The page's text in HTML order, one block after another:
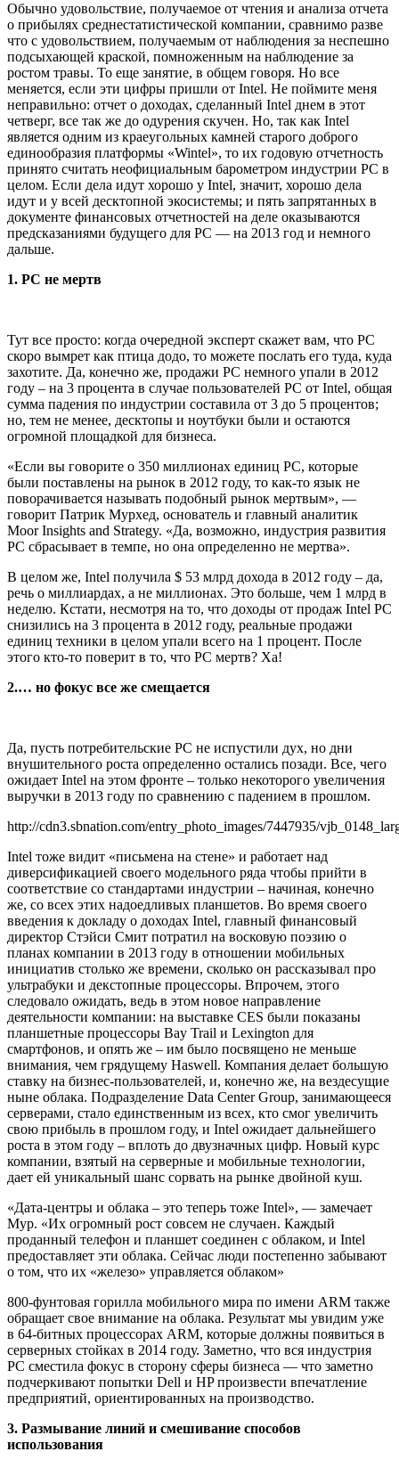
Обычно удовольствие, получаемое от чтения и анализа отчета
о прибылях среднестатистической компании, сравнимо разве
что с удовольствием, получаемым от наблюдения за неспешно
подсыхающей краской, помноженным на наблюдение за
ростом травы. То еще занятие, в общем говоря. Но все
меняется, если эти цифры пришли от Intel. Не поймите меня
неправильно: отчет о доходах, сделанный Intel днем в этот
четверг, все так же до одурения скучен. Но, так как Intel
является одним из краеугольных камней старого доброго
единообразия платформы «Wintel», то их годовую отчетность
принято считать неофициальным барометром индустрии PC в
целом. Если дела идут хорошо у Intel, значит, хорошо дела
идут и у всей десктопной экосистемы; и пять запрятанных в
документе финансовых отчетностей на деле оказываются
предсказаниями будущего для PC — на 2013 год и немного
дальше.
1. PC не мертв
Тут все просто: когда очередной эксперт скажет вам, что PC
скоро вымрет как птица додо, то можете послать его туда, куда
захотите. Да, конечно же, продажи PC немного упали в 2012
году – на 3 процента в случае пользователей PC от Intel, общая
сумма падения по индустрии составила от 3 до 5 процентов;
но, тем не менее, десктопы и ноутбуки были и остаются
огромной площадкой для бизнеса.
«Если вы говорите о 350 миллионах единиц PC, которые
были поставлены на рынок в 2012 году, то как-то язык не
поворачивается называть подобный рынок мертвым», —
говорит Патрик Мурхед, основатель и главный аналитик
Moor Insights and Strategy. «Да, возможно, индустрия развития
PC сбрасывает в темпе, но она определенно не мертва».
В целом же, Intel получила $ 53 млрд дохода в 2012 году – да,
речь о миллиардах, а не миллионах. Это больше, чем 1 млрд в
неделю. Кстати, несмотря на то, что доходы от продаж Intel PC
снизились на 3 процента в 2012 году, реальные продажи
единиц техники в целом упали всего на 1 процент. После
этого кто-то поверит в то, что PC мертв? Ха!
2.… но фокус все же смещается
Да, пусть потребительские PC не испустили дух, но дни
внушительного роста определенно остались позади. Все, чего
ожидает Intel на этом фронте – только некоторого увеличения
выручки в 2013 году по сравнению с падением в прошлом.
http://cdn3.sbnation.com/entry_photo_images/7447935/
Intel тоже видит «письмена на стене» и работает над
диверсификацией своего модельного ряда чтобы прийти в
соответствие со стандартами индустрии – начиная, конечно
же, со всех этих надоедливых планшетов. Во время своего
введения к докладу о доходах Intel, главный финансовый
директор Стэйси Смит потратил на восковую поэзию о
планах компании в 2013 году в отношении мобильных
инициатив столько же времени, сколько он рассказывал про
ультрабуки и декстопные процессоры. Впрочем, этого
следовало ожидать, ведь в этом новое направление
деятельности компании: на выставке CES были показаны
планшетные процессоры Bay Trail и Lexington для
смартфонов, и опять же – им было посвящено не меньше
внимания, чем грядущему Haswell. Компания делает большую
ставку на бизнес-пользователей, и, конечно же, на вездесущие
ныне облака. Подразделение Data Center Group, занимающееся
серверами, стало единственным из всех, кто смог увеличить
свою прибыль в прошлом году, и Intel ожидает дальнейшего
роста в этом году – вплоть до двузначных цифр. Новый курс
компании, взятый на серверные и мобильные технологии,
дает ей уникальный шанс сорвать на рынке двойной куш.
«Дата-центры и облака – это теперь тоже Intel», — замечает
Мур. «Их огромный рост совсем не случаен. Каждый
проданный телефон и планшет соединен с облаком, и Intel
предоставляет эти облака. Сейчас люди постепенно забывают
о том, что их «железо» управляется облаком»
800-фунтовая горилла мобильного мира по имени ARM также
обращает свое внимание на облака. Результат мы увидим уже
в 64-битных процессорах ARM, которые должны появиться в
серверных стойках в 2014 году. Заметно, что вся индустрия
PC сместила фокус в сторону сферы бизнеса — что заметно
подчеркивают попытки Dell и HP произвести впечатление
предприятий, ориентированных на производство.
3. Размывание линий и смешивание способов
использования